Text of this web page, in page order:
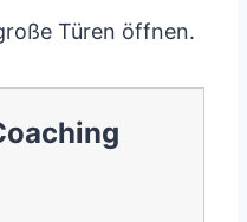
Türen öffnen.